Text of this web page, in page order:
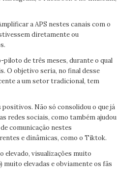
a APS nestes canais com o
diretamente ou
piloto de três meses, durante o qual
O objetivo seria, no final desse
a um setor tradicional, tem
Não só consolidou o que já
redes sociais, como também ajudou
comunicação nestes
e dinâmicas, como o Tiktok.
elevado, visualizações muito
elevadas e obviamente os fãs